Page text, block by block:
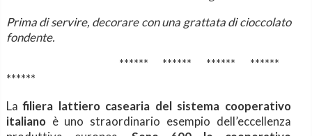
Prima di servire, decorare con una grattata di cioccolato
fondente.
****** ****** ****** ******
******
Lafiliera lattiero casearia del sistema cooperativo
italiano è uno straordinario esempio dell’eccellenza